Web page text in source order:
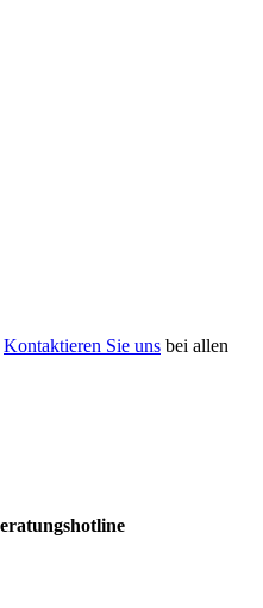
Kontaktieren Sie uns bei allen